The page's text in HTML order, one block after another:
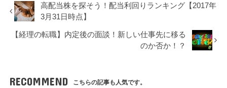
高配当株を探そう！配当利回りランキング【2017年
3月31日時点】
【経理の転職】内定後の面談！新しい仕事先に移る
のか否か！？
RECOMMEND こちらの記事も人気です。